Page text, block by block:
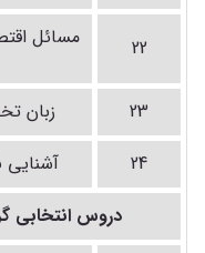
22
مسائل
23 زبان
24
آشنایی
دروس انتخابی